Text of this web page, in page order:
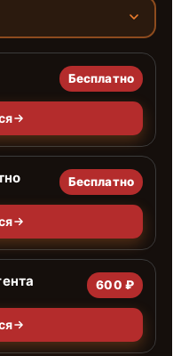
Бесплатно
Бесплатно
600 ₽